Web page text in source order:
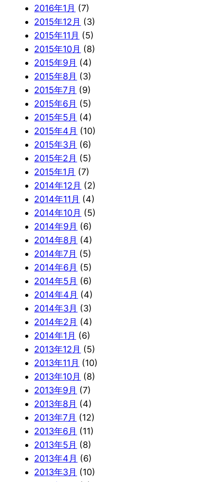
2016年1月 (7)
2015年12月 (3)
2015年11月 (5)
2015年10月 (8)
2015年9月 (4)
2015年8月 (3)
2015年7月 (9)
2015年6月 (5)
2015年5月 (4)
2015年4月 (10)
2015年3月 (6)
2015年2月 (5)
2015年1月 (7)
2014年12月 (2)
2014年11月 (4)
2014年10月 (5)
2014年9月 (6)
2014年8月 (4)
2014年7月 (5)
2014年6月 (5)
2014年5月 (6)
2014年4月 (4)
2014年3月 (3)
2014年2月 (4)
2014年1月 (6)
2013年12月 (5)
2013年11月 (10)
2013年10月 (8)
2013年9月 (7)
2013年8月 (4)
2013年7月 (12)
2013年6月 (11)
2013年5月 (8)
2013年4月 (6)
2013年3月 (10)